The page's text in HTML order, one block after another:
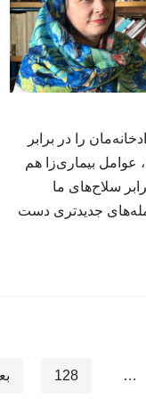
را در برابر
عوامل‌ بیماری‌زا هم
سلاح‌های ما
جدیدتری دست
…
128